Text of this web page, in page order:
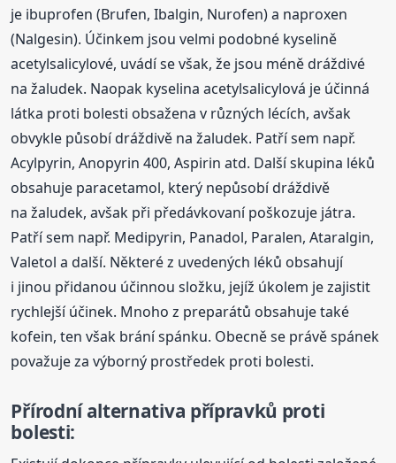
je ibuprofen (Brufen, Ibalgin, Nurofen) a naproxen
(Nalgesin). Účinkem jsou velmi podobné kyselině
acetylsalicylové, uvádí se však, že jsou méně dráždivé
na žaludek. Naopak kyselina acetylsalicylová je účinná
látka proti bolesti obsažena v různých lécích, avšak
obvykle působí dráždivě na žaludek. Patří sem např.
Acylpyrin, Anopyrin 400, Aspirin atd. Další skupina léků
obsahuje paracetamol, který nepůsobí dráždivě
na žaludek, avšak při předávkovaní poškozuje játra.
Patří sem např. Medipyrin, Panadol, Paralen, Ataralgin,
Valetol a další. Některé z uvedených léků obsahují
i jinou přidanou účinnou složku, jejíž úkolem je zajistit
rychlejší účinek. Mnoho z preparátů obsahuje také
kofein, ten však brání spánku. Obecně se právě spánek
považuje za výborný prostředek proti bolesti.
Přírodní alternativa přípravků proti
bolesti: